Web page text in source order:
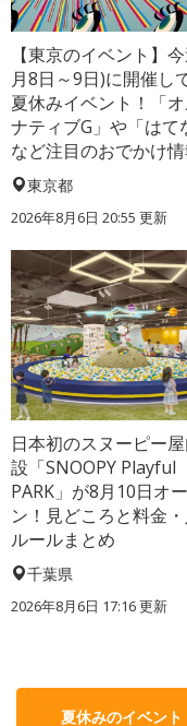
【東京のイベント】
月8日～9日)に開催し
夏休みイベント！「
ナティブG」や「はて
など注目のおでかけ
東京都
2026年8月6日 20:55 更新
日本初のスヌーピー
設「SNOOPY Playful
PARK」が8月10日オ
ン！見どころと料金
ルールまとめ
千葉県
2026年8月6日 17:16更新
夏休みのイベン